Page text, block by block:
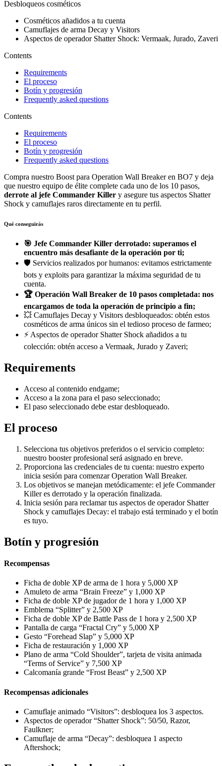
Desbloqueos cosméticos
Cosméticos añadidos a tu cuenta
Camuflajes de arma Decay y Visitors
Aspectos de operador Shatter Shock: Vermaak, Jurado, Zaveri
Contents
Requirements
El proceso
Botín y progresión
Frequently asked questions
Contents
Requirements
El proceso
Botín y progresión
Frequently asked questions
Compra nuestro Boost para Operation Wall Breaker en BO7 y deja
que nuestro equipo de élite complete cada uno de los 10 pasos,
derrote al jefe Commander Killer y asegure tus aspectos Shatter
Shock y camuflajes raros directamente en tu perfil.
Qué conseguirás
🎯 Jefe Commander Killer derrotado: superamos el
encuentro más desafiante de la operación por ti;
🛡️ Servicios realizados por humanos: evitamos estrictamente
bots y exploits para garantizar la máxima seguridad de tu
cuenta.
🏆 Operación Wall Breaker de 10 pasos completada: nos
encargamos de toda la operación de principio a fin;
💥 Camuflajes Decay y Visitors desbloqueados: obtén estos
cosméticos de arma únicos sin el tedioso proceso de farmeo;
⚡ Aspectos de operador Shatter Shock añadidos a tu
colección: obtén acceso a Vermaak, Jurado y Zaveri;
Requirements
Acceso al contenido endgame;
Acceso a la zona para el paso seleccionado;
El paso seleccionado debe estar desbloqueado.
El proceso
Selecciona tus objetivos preferidos o el servicio completo:
nuestro booster profesional será asignado en breve.
Proporciona las credenciales de tu cuenta: nuestro experto
inicia sesión para comenzar Operation Wall Breaker.
Los objetivos se manejan metódicamente: el jefe Commander
Killer es derrotado y la operación finalizada.
Inicia sesión para reclamar tus aspectos de operador Shatter
Shock y camuflajes Decay: el trabajo está terminado y el botín
es tuyo.
Botín y progresión
Recompensas
Ficha de doble XP de arma de 1 hora y 5,000 XP
Amuleto de arma “Brain Freeze” y 1,000 XP
Ficha de doble XP de jugador de 1 hora y 1,000 XP
Emblema “Splitter” y 2,500 XP
Ficha de doble XP de Battle Pass de 1 hora y 2,500 XP
Pantalla de carga “Fractal Cry” y 5,000 XP
Gesto “Forehead Slap” y 5,000 XP
Ficha de restauración y 1,000 XP
Plano de arma “Cold Shoulder”, tarjeta de visita animada
“Terms of Service” y 7,500 XP
Calcomanía grande “Frost Beast” y 2,500 XP
Recompensas adicionales
Camuflaje animado “Visitors”: desbloquea los 3 aspectos.
Aspectos de operador “Shatter Shock”: 50/50, Razor,
Faulkner;
Camuflaje de arma “Decay”: desbloquea 1 aspecto
Aftershock;